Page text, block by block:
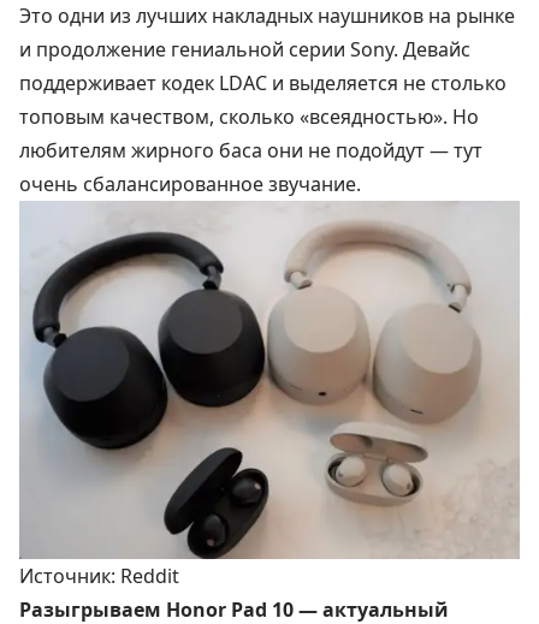
Это одни из лучших накладных наушников на рынке
и продолжение гениальной серии Sony. Девайс
поддерживает кодек LDAC и выделяется не столько
топовым качеством, сколько «всеядностью». Но
любителям жирного баса они не подойдут — тут
очень сбалансированное звучание.
Источник: Reddit
Разыгрываем Honor Pad 10 — актуальный